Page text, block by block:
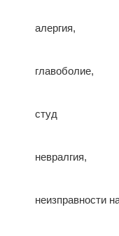
алергия,
главоболие,
студ
невралгия,
неизправности